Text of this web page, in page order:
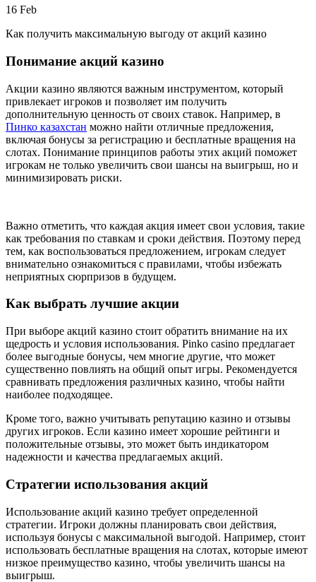
16 Feb
Как получить максимальную выгоду от акций казино
Понимание акций казино
Акции казино являются важным инструментом, который
привлекает игроков и позволяет им получить
дополнительную ценность от своих ставок. Например, в
Пинко казахстан можно найти отличные предложения,
включая бонусы за регистрацию и бесплатные вращения на
слотах. Понимание принципов работы этих акций поможет
игрокам не только увеличить свои шансы на выигрыш, но и
минимизировать риски.
Важно отметить, что каждая акция имеет свои условия, такие
как требования по ставкам и сроки действия. Поэтому перед
тем, как воспользоваться предложением, игрокам следует
внимательно ознакомиться с правилами, чтобы избежать
неприятных сюрпризов в будущем.
Как выбрать лучшие акции
При выборе акций казино стоит обратить внимание на их
щедрость и условия использования. Pinko casino предлагает
более выгодные бонусы, чем многие другие, что может
существенно повлиять на общий опыт игры. Рекомендуется
сравнивать предложения различных казино, чтобы найти
наиболее подходящее.
Кроме того, важно учитывать репутацию казино и отзывы
других игроков. Если казино имеет хорошие рейтинги и
положительные отзывы, это может быть индикатором
надежности и качества предлагаемых акций.
Стратегии использования акций
Использование акций казино требует определенной
стратегии. Игроки должны планировать свои действия,
используя бонусы с максимальной выгодой. Например, стоит
использовать бесплатные вращения на слотах, которые имеют
низкое преимущество казино, чтобы увеличить шансы на
выигрыш.